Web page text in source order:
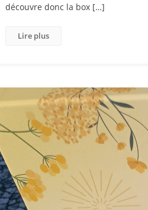
découvre donc la box […]
Lire plus